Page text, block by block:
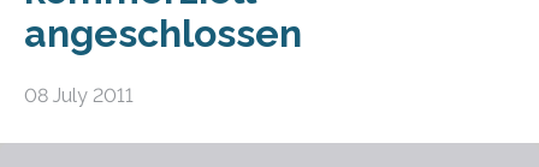
angeschlossen
08 July 2011